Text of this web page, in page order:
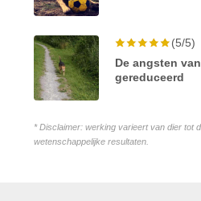
(5/5)
De angsten
gereduceerd
* Disclaimer: werking varieert van dier tot
wetenschappelijke resultaten.